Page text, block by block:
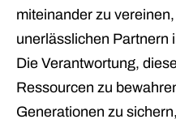
miteinander zu
unerlässlichen Partnern
Die Verantwortung,
Ressourcen zu
Generationen zu